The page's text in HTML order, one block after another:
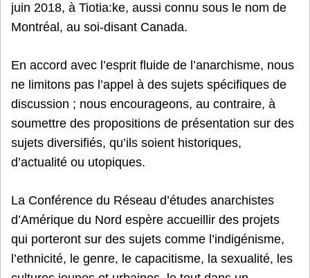
juin 2018, à Tiotia:ke, aussi connu sous le nom de
Montréal, au soi-disant Canada.
En accord avec l’esprit fluide de l’anarchisme, nous
ne limitons pas l’appel à des sujets spécifiques de
discussion ; nous encourageons, au contraire, à
soumettre des propositions de présentation sur des
sujets diversifiés, qu’ils soient historiques,
d’actualité ou utopiques.
La Conférence du Réseau d’études anarchistes
d’Amérique du Nord espère accueillir des projets
qui porteront sur des sujets comme l’indigénisme,
l’ethnicité, le genre, le capacitisme, la sexualité, les